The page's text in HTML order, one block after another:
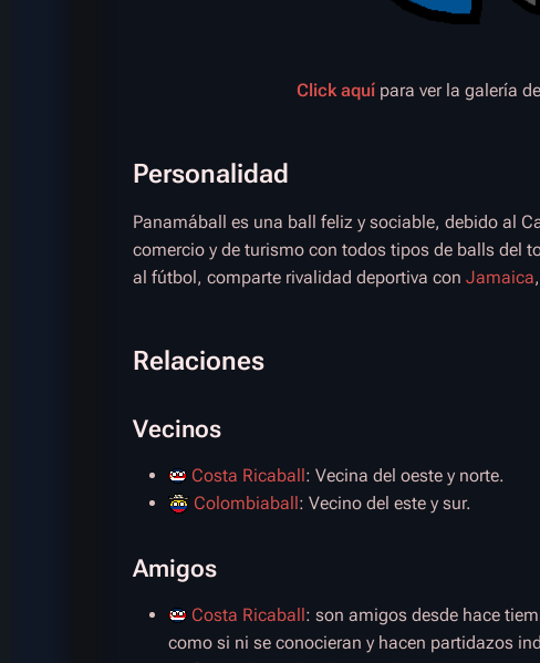
Click aquípara ver la galería de
Personalidad
Panamáball es una ball feliz y sociable, debido al
comercio y de turismo con todos tipos de balls del
al fútbol, comparte rivalidad deportiva con Jamaica,
Relaciones
Vecinos
Costa Ricaball: Vecina del oeste y norte.
Colombiaball: Vecino del este y sur.
Amigos
Costa Ricaball: son amigos desde hace
como si ni se conocieran y hacen partidazos